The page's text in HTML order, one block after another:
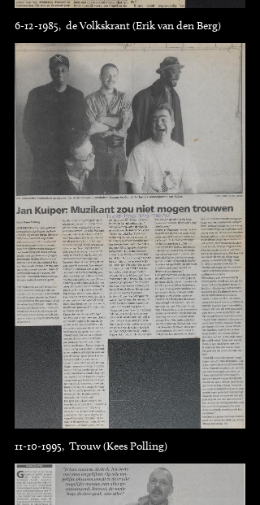
6-12-1985, de Volkskrant (Erik van den Berg)
11-10-1995, Trouw (Kees Polling)